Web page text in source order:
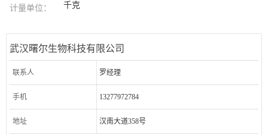
计量单位： 千克
武汉曙尔生物科技有限公司
联系人 罗经理
手机 13277972784
地址 汉南大道358号